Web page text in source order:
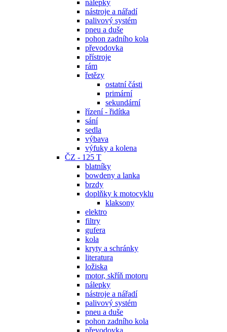
nálepky
nástroje a nářadí
palivový systém
pneu a duše
pohon zadního kola
převodovka
přístroje
rám
řetězy
ostatní části
primární
sekundární
řízení - řidítka
sání
sedla
výbava
výfuky a kolena
ČZ - 125 T
blatníky
bowdeny a lanka
brzdy
doplňky k motocyklu
klaksony
elektro
filtry
gufera
kola
kryty a schránky
literatura
ložiska
motor, skříň motoru
nálepky
nástroje a nářadí
palivový systém
pneu a duše
pohon zadního kola
převodovka